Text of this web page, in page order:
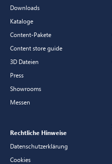
Downloads
Kataloge
Content-Pakete
Content store guide
3D Dateien
Press
Showrooms
Messen
Rechtliche Hinweise
Datenschutzerklärung
Cookies